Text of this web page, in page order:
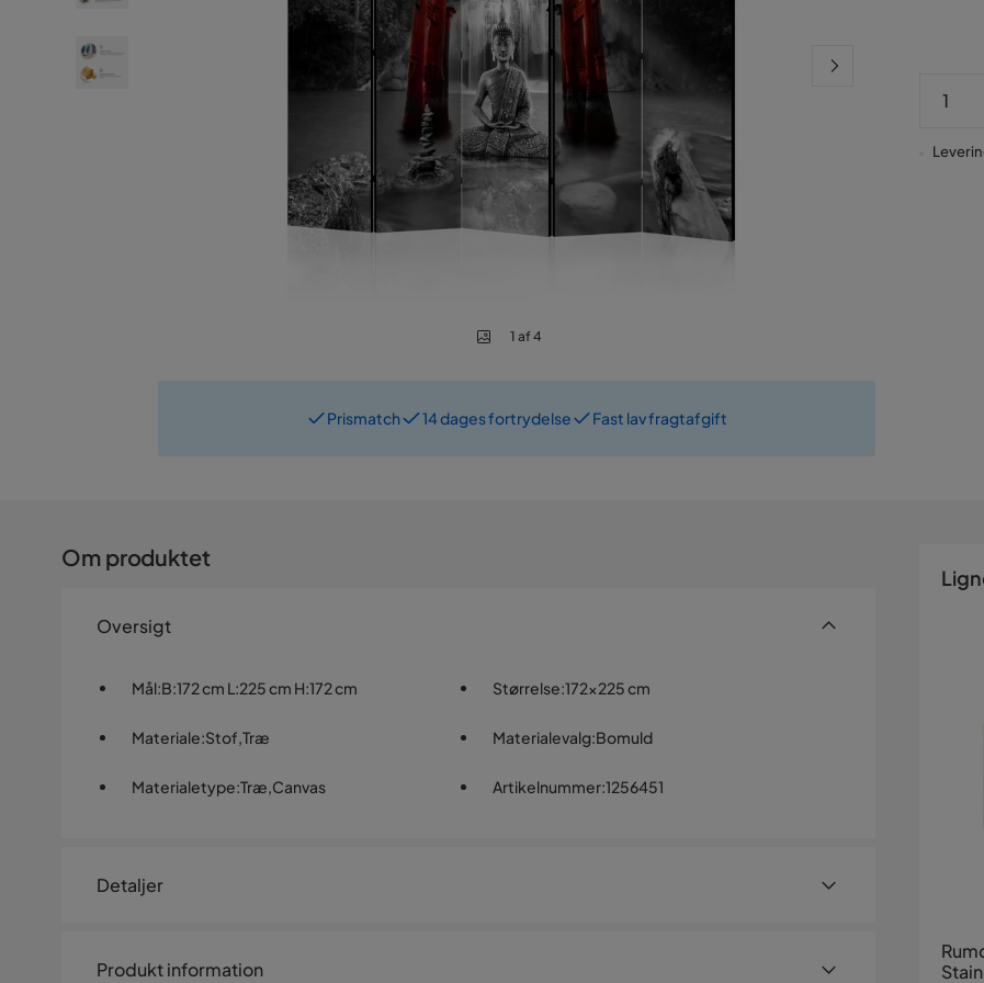
1 af 4
Prismatch 14 dages fortrydelse Fast lav fragtafgift
Om produktet
Oversigt
Mål:B:172 cm L:225 cm H:172 cm Størrelse:172x225 cm
Materiale:Stof,Træ Materialevalg:Bomuld
Materialetype:Træ,Canvas Artikelnummer:1256451
Detaljer
Størrelse
Produkt information